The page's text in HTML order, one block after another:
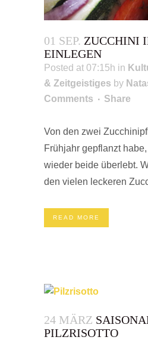
01 SEP. ZUCCHINI
EINLEGEN
Posted at 07:15h in
& Zeitgeistiges by
Comments
Share
Von den zwei
Frühjahr gepflanzt
wieder beide überlebt.
den vielen leckeren
READ MORE
24 MÄRZ
PILZRISOTTO